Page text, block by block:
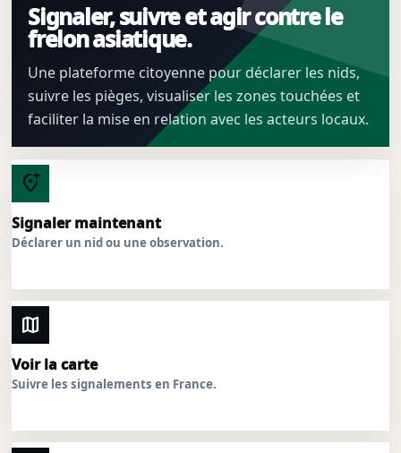
Signaler, suivre et agir contre le
frelon asiatique.
Une plateforme citoyenne pour déclarer les nids,
suivre les pièges, visualiser les zones touchées et
faciliter la mise en relation avec les acteurs locaux.
add_location_alt
Signaler maintenant
Déclarer un nid ou une observation.
map
Voir la carte
Suivre les signalements en France.